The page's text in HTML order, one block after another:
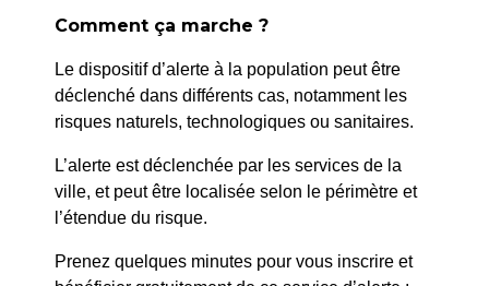
Comment ça marche ?
Le dispositif d’alerte à la population peut être
déclenché dans différents cas, notamment les
risques naturels, technologiques ou sanitaires.
L’alerte est déclenchée par les services de la
ville, et peut être localisée selon le périmètre et
l’étendue du risque.
Prenez quelques minutes pour vous inscrire et